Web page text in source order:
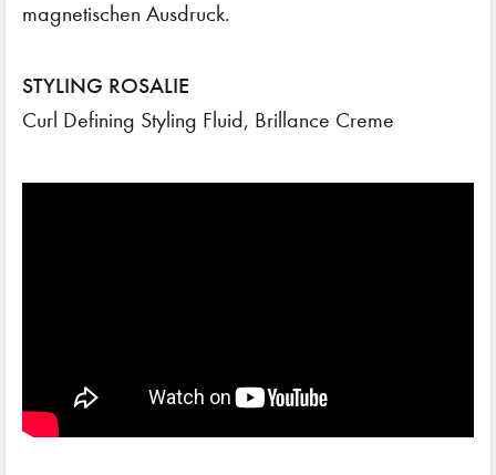
magnetischen Ausdruck.
STYLING ROSALIE
Curl Defining Styling Fluid, Brillance Creme